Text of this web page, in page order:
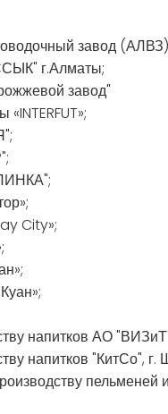
завод
г.Алматы;
завод"
City»;
напитков АО
напитков "КитСо",
пельменей